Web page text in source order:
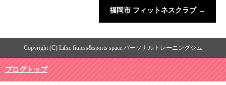
福岡市 フィットネスクラブ →
Copyright (C) Lifxc fitness&sports space パーソナルトレーニングジム
ブログトップ